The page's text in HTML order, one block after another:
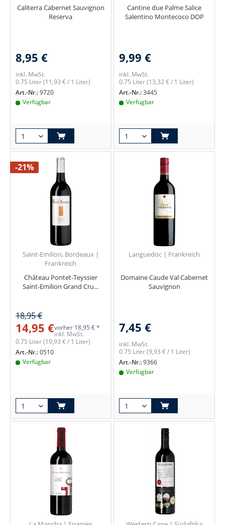
Caliterra Cabernet Sauvignon
Reserva
8,95 €
inkl. MwSt.
0.75 Liter(11,93 € / 1 Liter)
Art.-Nr.:9720
Verfügbar
Cantine due Palme Salice
Salentino Montecoco DOP
9,99 €
inkl. MwSt.
0.75 Liter(13,32 € / 1 Liter)
Art.-Nr.:3445
Verfügbar
-21%
Saint-Emilion, Bordeaux |
Frankreich
Château Pontet-Teyssier
Saint-Emilion Grand Cru...
18,95 €
14,95 €vorher 18,95 € *
inkl. MwSt.
0.75 Liter(19,93 € / 1 Liter)
Art.-Nr.:0510
Verfügbar
Languedoc | Frankreich
Domaine Caude Val Cabernet
Sauvignon
7,45 €
inkl. MwSt.
0.75 Liter(9,93 € / 1 Liter)
Art.-Nr.:9366
Verfügbar